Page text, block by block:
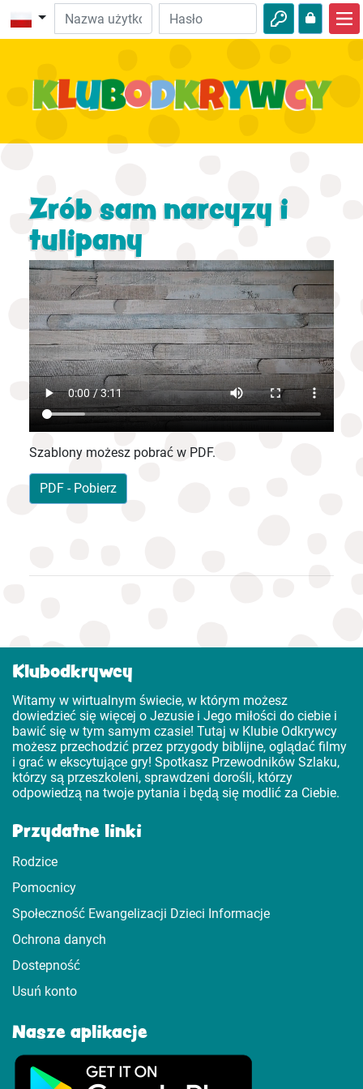
Biblijne przygody
Aktywności
Zrób sam narcyzy i
tulipany
Szablony możesz pobrać w PDF.
PDF - Pobierz
Klubodkrywcy
Witamy w wirtualnym świecie, w którym możesz
dowiedzieć się więcej o Jezusie i Jego miłości do ciebie i
bawić się w tym samym czasie! Tutaj w Klubie Odkrywcy
możesz przechodzić przez przygody biblijne, oglądać filmy
i grać w ekscytujące gry! Spotkasz Przewodników Szlaku,
którzy są przeszkoleni, sprawdzeni dorośli, którzy
odpowiedzą na twoje pytania i będą się modlić za Ciebie.
Przydatne linki
Rodzice
Pomocnicy
Społeczność Ewangelizacji Dzieci Informacje
Ochrona danych
Dostepność
Usuń konto
Nasze aplikacje